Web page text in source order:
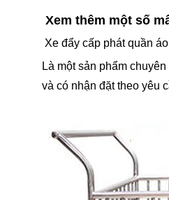
Xem thêm một số
Xe đẩy cấp phát quần
Là một sản phẩm
và có nhận đặt theo yêu